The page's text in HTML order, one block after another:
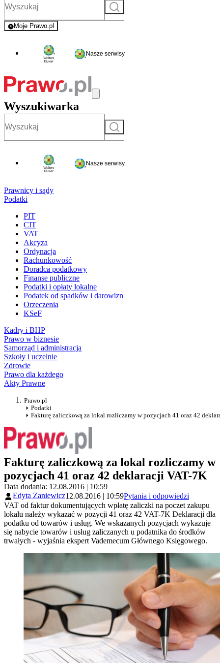
Szukaj
Moje Prawo.pl
- rejestracja i logowanie do serwisu
Nasze serwisy
Wyszukiwarka
Szukaj
Nasze serwisy
Prawnicy i sądy
Podatki
PIT
CIT
VAT
Akcyza
Ordynacja
Rachunkowość
Doradca podatkowy
Finanse publiczne
Podatki i opłaty lokalne
Podatek od spadków i darowizn
Orzeczenia
KSeF
Kadry i BHP
Prawo w biznesie
Samorząd i administracja
Szkoły i uczelnie
Zdrowie
Prawo dla każdego
Akty Prawne
Prawo.pl
Podatki
Fakturę zaliczkową za lokal rozliczamy w pozycjach 41 oraz 42
Fakturę zaliczkową za lokal rozliczamy w
pozycjach 41 oraz 42 deklaracji VAT-7K
Data dodania: 12.08.2016 | 10:59
Edyta Zaniewicz12.08.2016 | 10:59Pytania i odpowiedzi
VAT od faktur dokumentujących wpłatę zaliczki na poczet zakupu
lokalu należy wykazać w pozycji 41 oraz 42 VAT-7K Deklaracji dla
podatku od towarów i usług. We wskazanych pozycjach wykazuje
się nabycie towarów i usług zaliczanych u podatnika do środków
trwałych - wyjaśnia ekspert Vademecum Głównego Księgowego.